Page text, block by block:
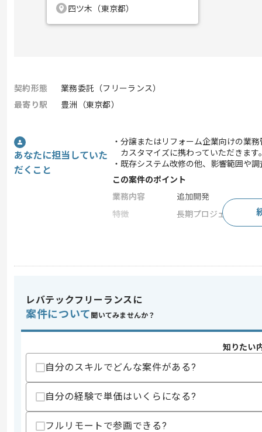
四ツ木（東京都）
契約形態
業務委託（フリーランス）
最寄り駅
豊洲（東京都）
あなたに担当していた
だくこと
・分譲またはリフォーム企業向けの業
カスタマイズに携わっていただきます
・既存システム改修の他、影響範囲や
この案件のポイント
業務内容
追加開発
特徴
長期プロジェクト
歓迎スキル
・影響範囲や調査分析の経験
精算・お支払い
精算基準時間
レバテックフリーランスに
案件について 聞いてみませんか？
知りたい
自分のスキルでどんな案件がある?
自分の経験で単価はいくらになる?
フルリモートで参画できる?